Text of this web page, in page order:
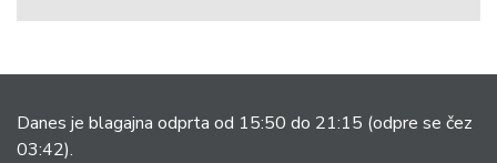
Danes je blagajna odprta od 15:50 do 21:15 (odpre se čez
03:42).